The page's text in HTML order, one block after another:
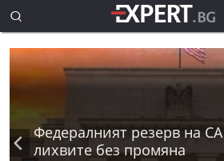
Федералният резерв на
лихвите без промяна